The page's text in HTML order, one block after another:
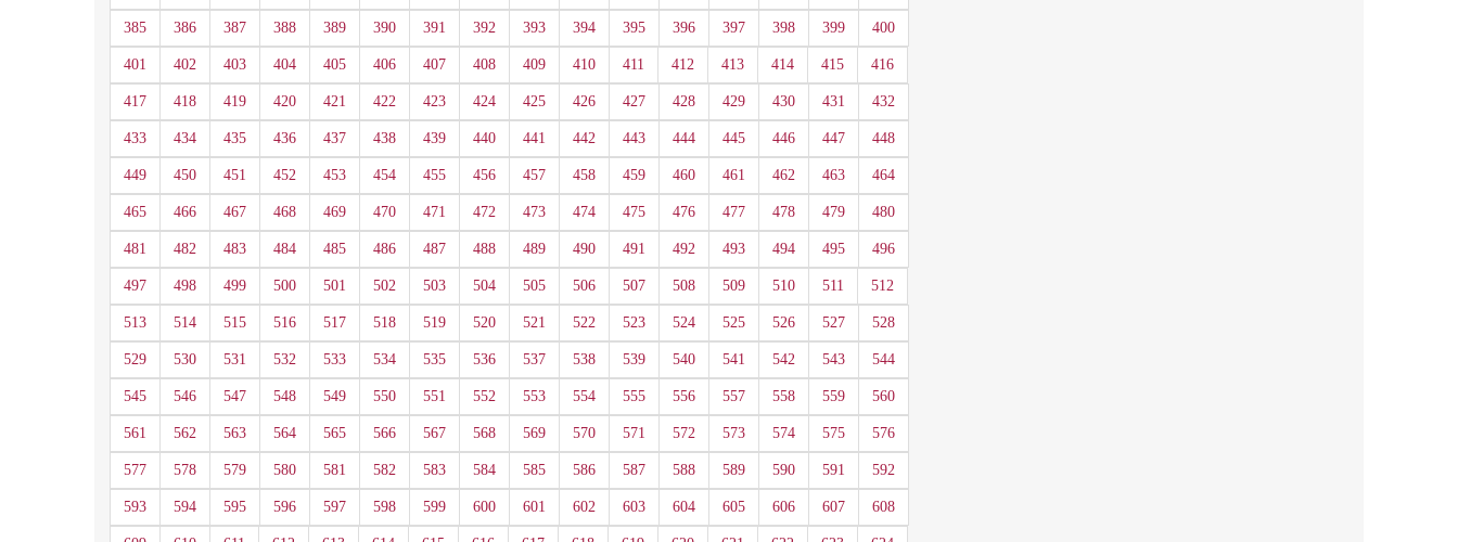
385 386 387 388 389 390 391 392 393 394 395 396 397 398 399 400
401 402 403 404 405 406 407 408 409 410 411 412 413 414 415 416
417 418 419 420 421 422 423 424 425 426 427 428 429 430 431 432
433 434 435 436 437 438 439 440 441 442 443 444 445 446 447 448
449 450 451 452 453 454 455 456 457 458 459 460 461 462 463 464
465 466 467 468 469 470 471 472 473 474 475 476 477 478 479 480
481 482 483 484 485 486 487 488 489 490 491 492 493 494 495 496
497 498 499 500 501 502 503 504 505 506 507 508 509 510 511 512
513 514 515 516 517 518 519 520 521 522 523 524 525 526 527 528
529 530 531 532 533 534 535 536 537 538 539 540 541 542 543 544
545 546 547 548 549 550 551 552 553 554 555 556 557 558 559 560
561 562 563 564 565 566 567 568 569 570 571 572 573 574 575 576
577 578 579 580 581 582 583 584 585 586 587 588 589 590 591 592
593 594 595 596 597 598 599 600 601 602 603 604 605 606 607 608